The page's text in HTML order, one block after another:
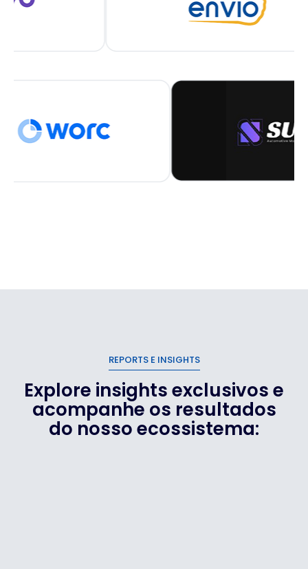
REPORTS E INSIGHTS
Explore insights exclusivos e
acompanhe os resultados
do nosso ecossistema: